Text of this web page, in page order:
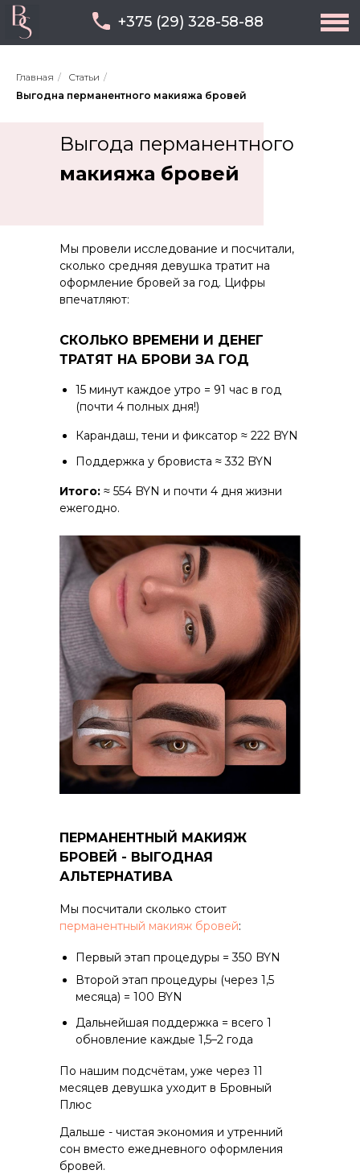
+375 (29) 328-58-88
Главная / Статьи /
Выгодна перманентного макияжа бровей
Выгода перманентного
макияжа бровей
Мы провели исследование и посчитали,
сколько средняя девушка тратит на
оформление бровей за год. Цифры
впечатляют:
СКОЛЬКО ВРЕМЕНИ И ДЕНЕГ
ТРАТЯТ НА БРОВИ ЗА ГОД
15 минут каждое утро = 91 час в год
(почти 4 полных дня!)
Карандаш, тени и фиксатор ≈ 222 BYN
Поддержка у бровиста ≈ 332 BYN
Итого: ≈ 554 BYN и почти 4 дня жизни
ежегодно.
ПЕРМАНЕНТНЫЙ МАКИЯЖ
БРОВЕЙ - ВЫГОДНАЯ
АЛЬТЕРНАТИВА
Мы посчитали сколько стоит
перманентный макияж бровей:
Первый этап процедуры = 350 BYN
Второй этап процедуры (через 1,5
месяца) = 100 BYN
Дальнейшая поддержка = всего 1
обновление каждые 1,5–2 года
По нашим подсчётам, уже через 11
месяцев девушка уходит в Бровный
Плюс
Дальше - чистая экономия и утренний
сон вместо ежедневного оформления
бровей.